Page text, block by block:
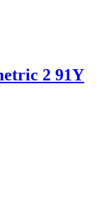
2 91Y